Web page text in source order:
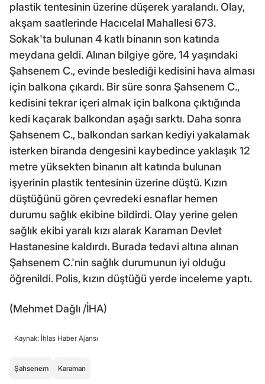
plastik tentesinin üzerine düşerek yaralandı. Olay,
akşam saatlerinde Hacıcelal Mahallesi 673.
Sokak'ta bulunan 4 katlı binanın son katında
meydana geldi. Alınan bilgiye göre, 14 yaşındaki
Şahsenem C., evinde beslediği kedisini hava alması
için balkona çıkardı. Bir süre sonra Şahsenem C.,
kedisini tekrar içeri almak için balkona çıktığında
kedi kaçarak balkondan aşağı sarktı. Daha sonra
Şahsenem C., balkondan sarkan kediyi yakalamak
isterken biranda dengesini kaybedince yaklaşık 12
metre yüksekten binanın alt katında bulunan
işyerinin plastik tentesinin üzerine düştü. Kızın
düştüğünü gören çevredeki esnaflar hemen
durumu sağlık ekibine bildirdi. Olay yerine gelen
sağlık ekibi yaralı kızı alarak Karaman Devlet
Hastanesine kaldırdı. Burada tedavi altına alınan
Şahsenem C.'nin sağlık durumunun iyi olduğu
öğrenildi. Polis, kızın düştüğü yerde inceleme yaptı.
(Mehmet Dağlı /İHA)
Kaynak: İhlas Haber Ajansı
Şahsenem Karaman